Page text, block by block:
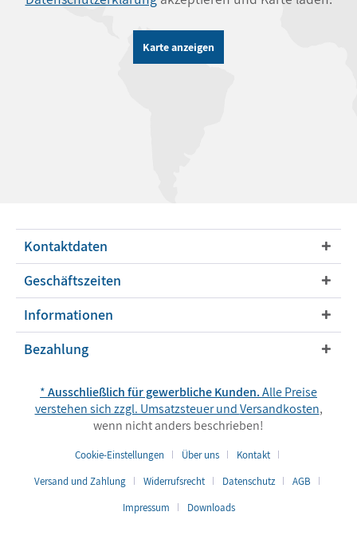
Karte anzeigen
Kontaktdaten
Geschäftszeiten
Informationen
Bezahlung
*Ausschließlich für gewerbliche Kunden.Alle Preise
verstehen sich zzgl. Umsatzsteuer undVersandkosten,
wenn nicht anders beschrieben!
Cookie-Einstellungen Über uns
Kontakt
Versand und Zahlung
Widerrufsrecht Datenschutz
AGB
Impressum
Downloads